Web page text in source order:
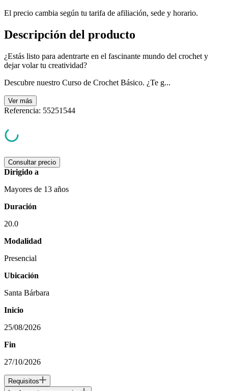
El precio cambia según tu tarifa de afiliación, sede y horario.
Descripción del producto
¿Estás listo para adentrarte en el fascinante mundo del crochet y
dejar volar tu creatividad?
Descubre nuestro Curso de Crochet Básico. ¿Te g...
Ver más
Referencia: 55251544
Consultar precio
Dirigido a
Mayores de 13 años
Duración
20.0
Modalidad
Presencial
Ubicación
Santa Bárbara
Inicio
25/08/2026
Fin
27/10/2026
Requisitos